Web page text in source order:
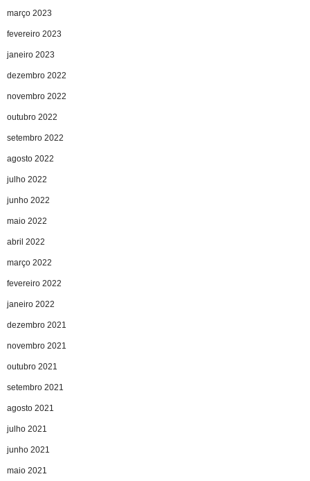
março 2023
fevereiro 2023
janeiro 2023
dezembro 2022
novembro 2022
outubro 2022
setembro 2022
agosto 2022
julho 2022
junho 2022
maio 2022
abril 2022
março 2022
fevereiro 2022
janeiro 2022
dezembro 2021
novembro 2021
outubro 2021
setembro 2021
agosto 2021
julho 2021
junho 2021
maio 2021